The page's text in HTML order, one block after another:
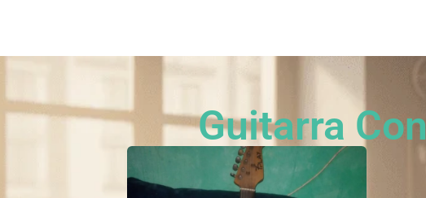
Guitarra